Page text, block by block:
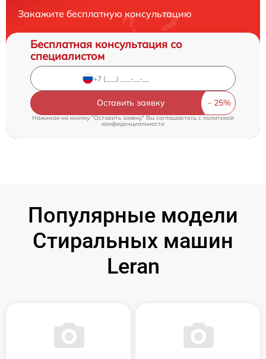
Закажите бесплатную консультацию
Бесплатная консультация со
специалистом
Оставить заявку
Нажимая на кнопку "Оставить заявку" Вы соглашаетесь c политикой
конфиденциальности
Популярные модели
Стиральных машин
Leran